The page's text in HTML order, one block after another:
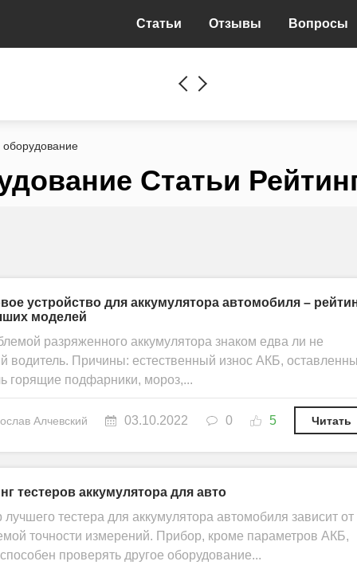
Статьи Отзывы Вопросы
Статьи
устройство для аккумулятора автомобиля –
моделей
разряженного аккумулятора знаком едва ли не
водитель. Причины: естественный износ АКБ,
горящие подфарники, мороз,...
Алчевский 03.10.2022 0 5 Читать
тестеров аккумулятора для авто
тестера для аккумулятора автомобиля зависит от
точности измерений. Прибор, кроме параметров АКБ,
проверять другое оборудование...